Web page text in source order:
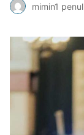
mimin1